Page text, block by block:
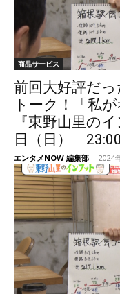
商品サービス
前回大好評だ
トーク！「私
『東野山里の
日（日）
エンタメNOW 編集部 - 2024